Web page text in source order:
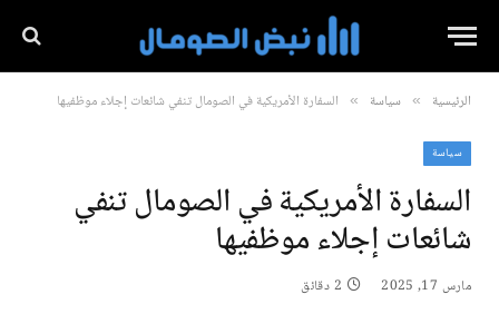
الرئيسية » سياسة » السفارة الأمريكية في الصومال تنفي شائعات إجلاء موظفيها
سياسة
السفارة الأمريكية في الصومال تنفي
شائعات إجلاء موظفيها
مارس 17, 2025 2 دقائق